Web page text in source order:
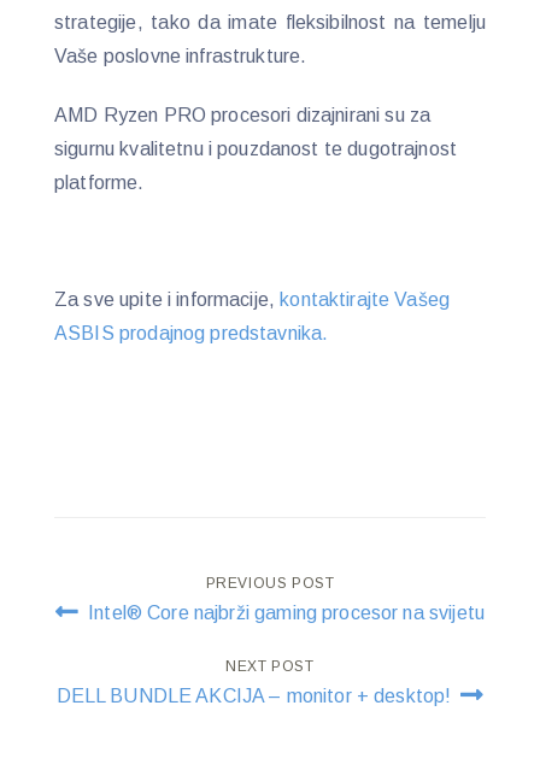
strategije, tako da imate fleksibilnost na temelju
Vaše poslovne infrastrukture.
AMD Ryzen PRO procesori dizajnirani su za
sigurnu kvalitetnu i pouzdanost te dugotrajnost
platforme.
Za sve upite i informacije, kontaktirajte Vašeg
ASBIS prodajnog predstavnika.
Post
navigation
PREVIOUS POST
Intel® Core najbrži gaming procesor na svijetu
NEXT POST
DELL BUNDLE AKCIJA – monitor + desktop!